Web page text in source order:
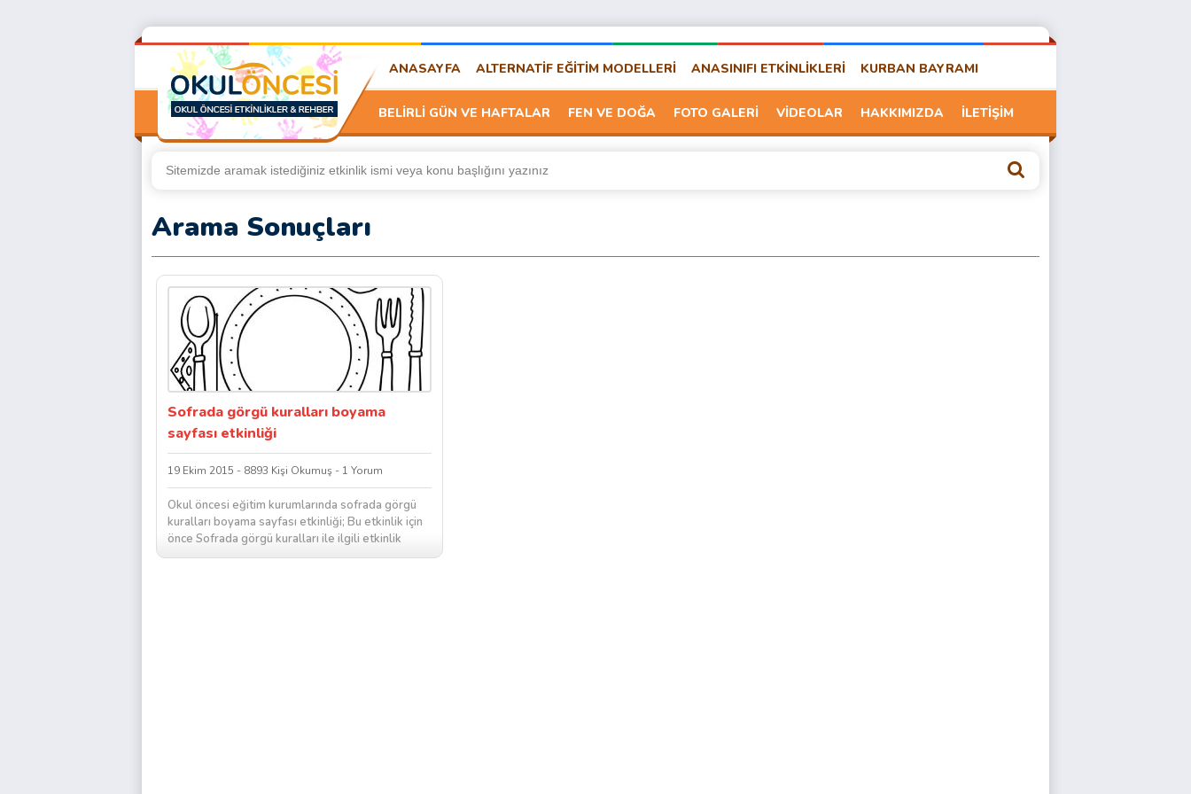
ANASAYFA ALTERNATİF EĞİTİM MODELLERİ ANASINIFI ETKİNLİKLERİ KURBAN BAYRAMI
BELİRLİ GÜN VE HAFTALAR FEN VE DOĞA FOTO GALERİ VİDEOLAR HAKKIMIZDA İLETİŞİM
Arama Sonuçları
Sofrada görgü kuralları boyama
sayfası etkinliği
19 Ekim 2015 - 8893 Kişi Okumuş - 1 Yorum
Okul öncesi eğitim kurumlarında sofrada görgü
kuralları boyama sayfası etkinliği; Bu etkinlik için
önce Sofrada görgü kuralları ile ilgili etkinlik
sayfası okunup sohbet...